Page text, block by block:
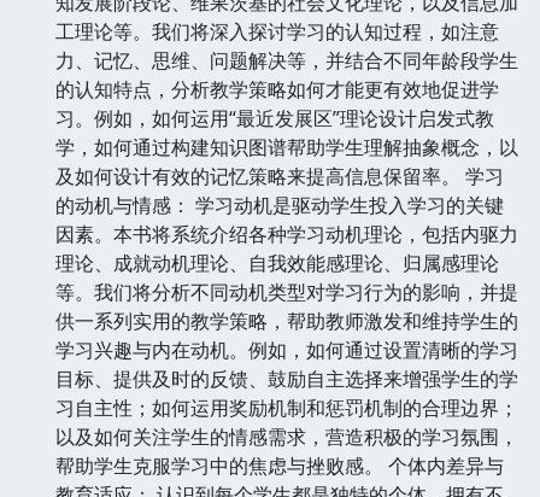
工理论等。我们将深入探讨学习的认知过程，如注意
力、记忆、思维、问题解决等，并结合不同年龄段学生
的认知特点，分析教学策略如何才能更有效地促进学
习。例如，如何运用“最近发展区”理论设计启发式教
学，如何通过构建知识图谱帮助学生理解抽象概念，以
及如何设计有效的记忆策略来提高信息保留率。 学习
的动机与情感： 学习动机是驱动学生投入学习的关键
因素。本书将系统介绍各种学习动机理论，包括内驱力
理论、成就动机理论、自我效能感理论、归属感理论
等。我们将分析不同动机类型对学习行为的影响，并提
供一系列实用的教学策略，帮助教师激发和维持学生的
学习兴趣与内在动机。例如，如何通过设置清晰的学习
目标、提供及时的反馈、鼓励自主选择来增强学生的学
习自主性；如何运用奖励机制和惩罚机制的合理边界；
以及如何关注学生的情感需求，营造积极的学习氛围，
帮助学生克服学习中的焦虑与挫败感。 个体内差异与